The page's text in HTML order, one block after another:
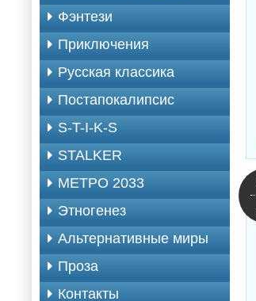
Фэнтези
Приключения
Русская классика
Постапокалипсис
S-T-I-K-S
STALKER
МЕТРО 2033
Этногенез
Альтернативные миры
Проза
Контакты